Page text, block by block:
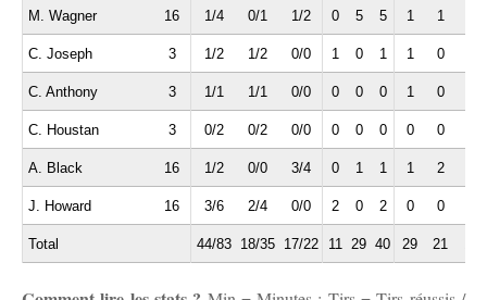
M. Wagner 16 1/4 0/1 1/2 0 5 5 1 1
C. Joseph 3 1/2 1/2 0/0 1 0 1 1 0
C. Anthony 3 1/1 1/1 0/0 0 0 0 1 0
C. Houstan 3 0/2 0/2 0/0 0 0 0 0 0
A. Black 16 1/2 0/0 3/4 0 1 1 1 2
J. Howard 16 3/6 2/4 0/0 2 0 2 0 0
Total 44/83 18/35 17/22 11 29 40 29 21